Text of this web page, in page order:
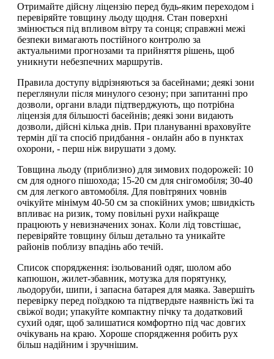
Отримайте дійсну ліцензію перед будь-яким переходом і
перевіряйте товщину льоду щодня. Стан поверхні
змінюється під впливом вітру та сонця; справжні межі
безпеки вимагають постійного контролю за
актуальними прогнозами та прийняття рішень, щоб
уникнути небезпечних маршрутів.
Правила доступу відрізняються за басейнами; деякі зони
переглянули після минулого сезону; при запитанні про
дозволи, органи влади підтверджують, що потрібна
ліцензія для більшості басейнів; деякі зони видають
дозволи, дійсні кілька днів. При плануванні враховуйте
термін дії та спосіб придбання - онлайн або в пунктах
охорони, - перш ніж вирушати з дому.
Товщина льоду (приблизно) для зимових подорожей: 10
см для одного пішохода; 15-20 см для снігомобіля; 30-40
см для легкого автомобіля. Для повітряних човнів
очікуйте мінімум 40-50 см за спокійних умов; швидкість
впливає на ризик, тому повільні рухи найкраще
працюють у невизначених зонах. Коли лід товстішає,
перевіряйте товщину більш детально та уникайте
районів поблизу впадінь або течій.
Список спорядження: ізольований одяг, шолом або
капюшон, жилет-збавник, мотузка для порятунку,
льодоруби, шипи, і запасна батарея для маяка. Завершіть
перевірку перед поїздкою та підтвердьте наявність їжі та
свіжої води; упакуйте компактну пічку та додатковий
сухий одяг, щоб залишатися комфортно під час довгих
очікувань на краю. Хороше спорядження робить рух
більш надійним і зручнішим.